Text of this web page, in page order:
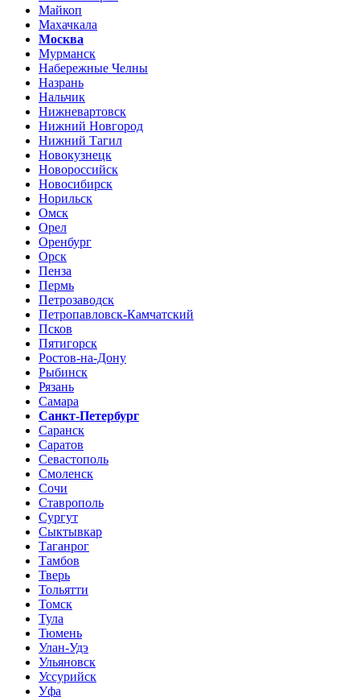
Майкоп
Махачкала
Москва
Мурманск
Набережные Челны
Назрань
Нальчик
Нижневартовск
Нижний Новгород
Нижний Тагил
Новокузнецк
Новороссийск
Новосибирск
Норильск
Омск
Орел
Оренбург
Орск
Пенза
Пермь
Петрозаводск
Петропавловск-Камчатский
Псков
Пятигорск
Ростов-на-Дону
Рыбинск
Рязань
Самара
Санкт-Петербург
Саранск
Саратов
Севастополь
Смоленск
Сочи
Ставрополь
Сургут
Сыктывкар
Таганрог
Тамбов
Тверь
Тольятти
Томск
Тула
Тюмень
Улан-Удэ
Ульяновск
Уссурийск
Уфа